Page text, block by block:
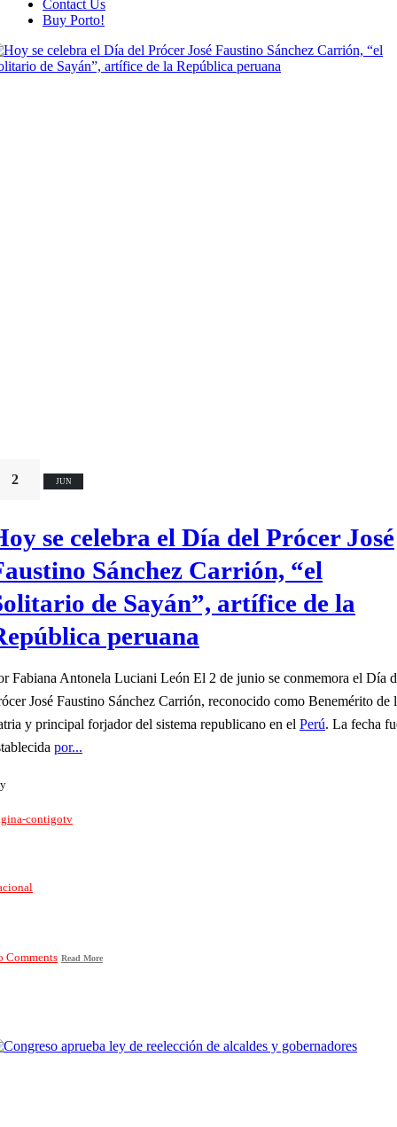
Contact Us
Buy Porto!
2 JUN
se celebra el Día del Prócer José
Sánchez Carrión, “el
de Sayán”, artífice de la
peruana
Fabiana Antonela Luciani León El 2 de junio se conmemora el Día
José Faustino Sánchez Carrión, reconocido como Benemérito de
y principal forjador del sistema republicano en el Perú. La fecha
por...
contigotv
Comments Read More